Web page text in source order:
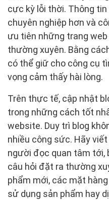
cực kỳ lỗi thời. Thông
chuyên nghiệp hơn và
ưu tiên những trang
thường xuyên. Bằng
có thể giữ cho công cụ
vọng cảm thấy hài lòng.
Trên thực tế, cập nhật
trong những cách tốt
website. Duy trì blog
nhiều công sức. Hãy
người đọc quan tâm tới,
câu hỏi đặt ra thường
phẩm mới, các mặt
sử dụng sản phẩm hay